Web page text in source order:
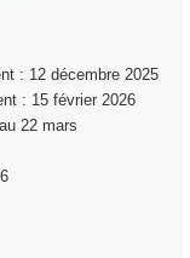
: 12 décembre 2025
: 15 février 2026
22 mars